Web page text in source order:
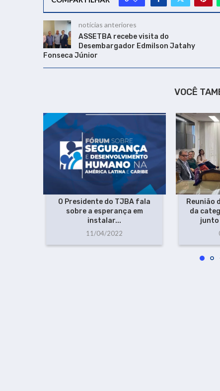
notícias anteriores
ASSETBA recebe visita do
Desembargador Edmilson Jatahy
Fonseca Júnior
VOCÊ
O Presidente do TJBA fala
sobre a esperança em
instalar...
11/04/2022
Reunião
da
junto